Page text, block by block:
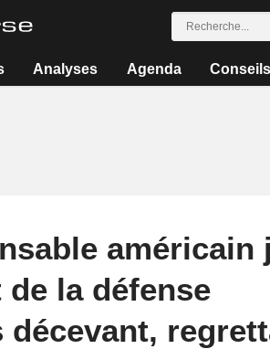
Analyses Agenda Conseils
américain
la défense
décevant,